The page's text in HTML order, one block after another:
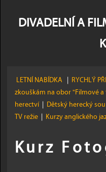
DIVADELNÍ A
LETNÍ NABÍDKA | RYCHLÝ
zkouškám na obor "Filmové
herectví | Dětský herecký
TV režie | Kurzy anglického
Kurz